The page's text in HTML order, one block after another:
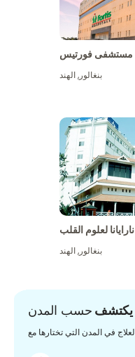
مستشفى فورتيس
بنغالور,الهند
لعلوم القلب
بنغالور,الهند
يكتشف حسب المدن